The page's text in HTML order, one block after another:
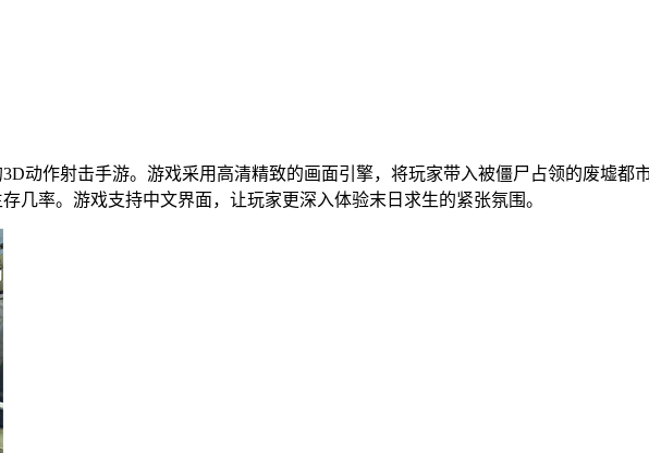
动作射击手游。游戏采用高清精致的画面引擎，将玩家带入被僵尸占领的废墟都
几率。游戏支持中文界面，让玩家更深入体验末日求生的紧张氛围。